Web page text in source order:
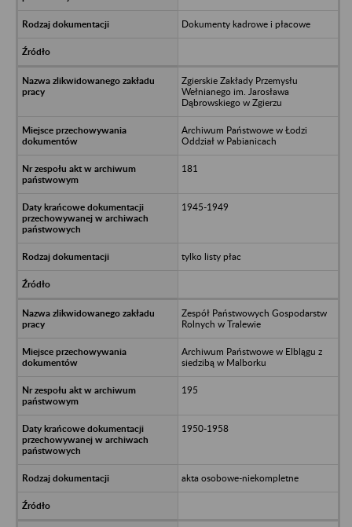
Dokumenty kadrowe i płacowe
Zgierskie Zakłady Przemysłu
Wełnianego im. Jarosława
Dąbrowskiego w Zgierzu
Archiwum Państwowe w Łodzi
Oddział w Pabianicach
181
1945-1949
tylko listy płac
Zespół Państwowych Gospodarstw
Rolnych w Tralewie
Archiwum Państwowe w Elblągu z
siedzibą w Malborku
195
1950-1958
akta osobowe-niekompletne